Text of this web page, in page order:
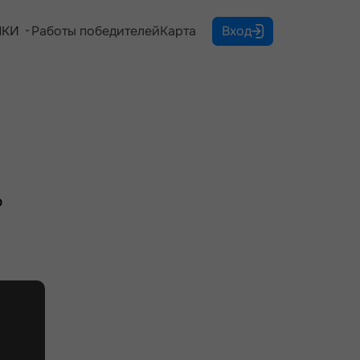
Работы победителейКарта Вход